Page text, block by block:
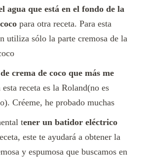
agua que está en el fondo de la
para otra receta. Para esta
utiliza sólo la parte cremosa de la
crema de coco que más me
esta receta es la Roland(no es
Créeme, he probado muchas
tener un batidor eléctrico
este te ayudará a obtener la
y espumosa que buscamos en